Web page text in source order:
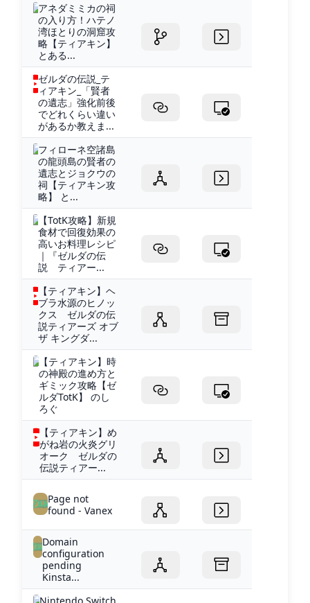
アネダミミカの祠
の入り方！ハテノ
湾ほとりの洞窟攻
略【ティアキン】
とある...
ゼルダの伝説_テ
ィアキン_「賢者
の遺志」強化前後
でどれくらい違い
があるか教えま...
フィローネ空諸島
の龍頭島の賢者の
遺志とジョクウの
祠【ティアキン攻
略】 と...
【TotK攻略】新規
食材で回復効果の
高いお料理レシピ
｜『ゼルダの伝
説 ティアー...
【ティアキン】ヘ
ブラ水源のヒノッ
クス ゼルダの伝
説ティアーズ オブ
ザ キングダ...
【ティアキン】時
の神殿の進め方と
ギミック攻略【ゼ
ルダTotK】 のし
ろぐ
【ティアキン】め
がね岩の火炎グリ
オーク ゼルダの
伝説ティアー...
Page not
found - Vanex
Domain
configuration
pending
Kinsta...